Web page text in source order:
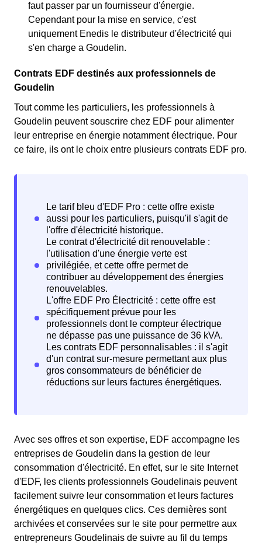
faut passer par un fournisseur d'énergie.
Cependant pour la mise en service, c'est
uniquement Enedis le distributeur d'électricité qui
s'en charge a Goudelin.
Contrats EDF destinés aux professionnels de
Goudelin
Tout comme les particuliers, les professionnels à
Goudelin peuvent souscrire chez EDF pour alimenter
leur entreprise en énergie notamment électrique. Pour
ce faire, ils ont le choix entre plusieurs contrats EDF pro.
Avec ses offres et son expertise, EDF accompagne les
entreprises de Goudelin dans la gestion de leur
consommation d'électricité. En effet, sur le site Internet
d'EDF, les clients professionnels Goudelinais peuvent
facilement suivre leur consommation et leurs factures
énergétiques en quelques clics. Ces dernières sont
archivées et conservées sur le site pour permettre aux
entrepreneurs Goudelinais de suivre au fil du temps